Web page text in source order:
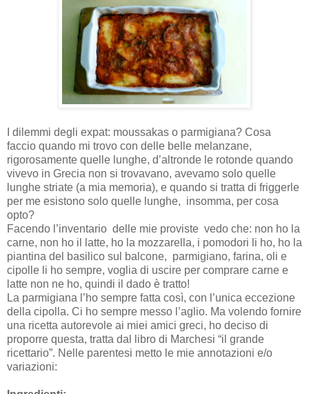
I dilemmi degli expat: moussakas o parmigiana? Cosa
faccio quando mi trovo con delle belle melanzane,
rigorosamente quelle lunghe, d’altronde le rotonde quando
vivevo in Grecia non si trovavano, avevamo solo quelle
lunghe striate (a mia memoria), e quando si tratta di friggerle
per me esistono solo quelle lunghe, insomma, per cosa
opto?
Facendo l’inventario delle mie proviste vedo che: non ho la
carne, non ho il latte, ho la mozzarella, i pomodori li ho, ho la
piantina del basilico sul balcone, parmigiano, farina, oli e
cipolle li ho sempre, voglia di uscire per comprare carne e
latte non ne ho, quindi il dado è tratto!
La parmigiana l’ho sempre fatta così, con l’unica eccezione
della cipolla. Ci ho sempre messo l’aglio. Ma volendo fornire
una ricetta autorevole ai miei amici greci, ho deciso di
proporre questa, tratta dal libro di Marchesi “il grande
ricettario”. Nelle parentesi metto le mie annotazioni e/o
variazioni: